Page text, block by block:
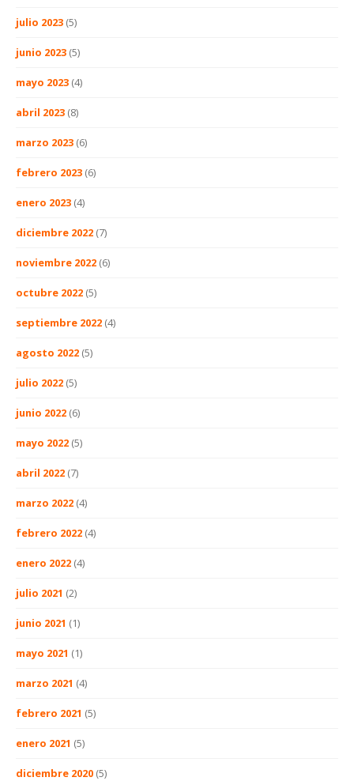
julio 2023 (5)
junio 2023 (5)
mayo 2023 (4)
abril 2023 (8)
marzo 2023 (6)
febrero 2023 (6)
enero 2023 (4)
diciembre 2022 (7)
noviembre 2022 (6)
octubre 2022 (5)
septiembre 2022 (4)
agosto 2022 (5)
julio 2022 (5)
junio 2022 (6)
mayo 2022 (5)
abril 2022 (7)
marzo 2022 (4)
febrero 2022 (4)
enero 2022 (4)
julio 2021 (2)
junio 2021 (1)
mayo 2021 (1)
marzo 2021 (4)
febrero 2021 (5)
enero 2021 (5)
diciembre 2020 (5)